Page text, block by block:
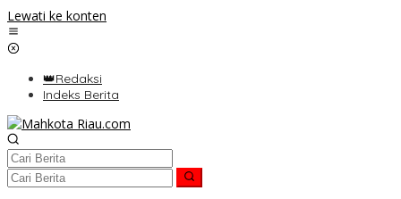
Lewati ke konten
👑Redaksi
Indeks Berita